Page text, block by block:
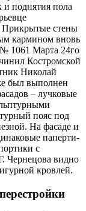
и поднятия пола
Прикрытые стены
кармином вновь
1061 Марта 24го
Костромской
Николай
был выполнен
– лучковые
пояс под
На фасаде и
паперти-
с
Чернецова видно
кровлей.